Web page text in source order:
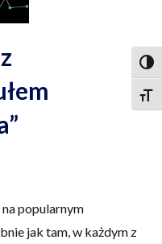
popularnym
jak tam, w każdym z